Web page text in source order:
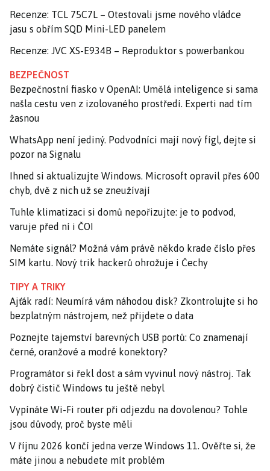
Recenze: TCL 75C7L – Otestovali jsme nového vládce
jasu s obřím SQD Mini-LED panelem
Recenze: JVC XS-E934B – Reproduktor s powerbankou
BEZPEČNOST
Bezpečnostní fiasko v OpenAI: Umělá inteligence si sama
našla cestu ven z izolovaného prostředí. Experti nad tím
žasnou
WhatsApp není jediný. Podvodníci mají nový fígl, dejte si
pozor na Signalu
Ihned si aktualizujte Windows. Microsoft opravil přes 600
chyb, dvě z nich už se zneužívají
Tuhle klimatizaci si domů nepořizujte: je to podvod,
varuje před ní i ČOI
Nemáte signál? Možná vám právě někdo krade číslo přes
SIM kartu. Nový trik hackerů ohrožuje i Čechy
TIPY A TRIKY
Ajťák radí: Neumírá vám náhodou disk? Zkontrolujte si ho
bezplatným nástrojem, než přijdete o data
Poznejte tajemství barevných USB portů: Co znamenají
černé, oranžové a modré konektory?
Programátor si řekl dost a sám vyvinul nový nástroj. Tak
dobrý čistič Windows tu ještě nebyl
Vypínáte Wi-Fi router při odjezdu na dovolenou? Tohle
jsou důvody, proč byste měli
V říjnu 2026 končí jedna verze Windows 11. Ověřte si, že
máte jinou a nebudete mít problém